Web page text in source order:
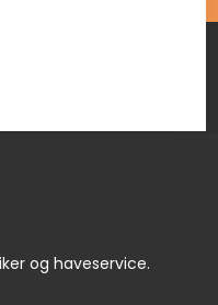
og haveservice.